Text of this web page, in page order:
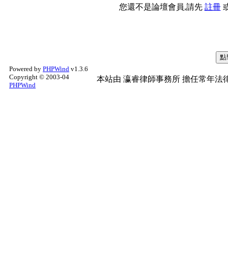
您還不是論壇會員,請先 註冊
Powered by PHPWind v1.3.6
Copyright © 2003-04
PHPWind
本站由 瀛睿律師事務所 擔任常年法